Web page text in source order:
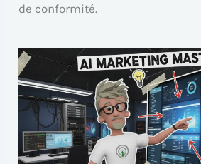
de conformité.